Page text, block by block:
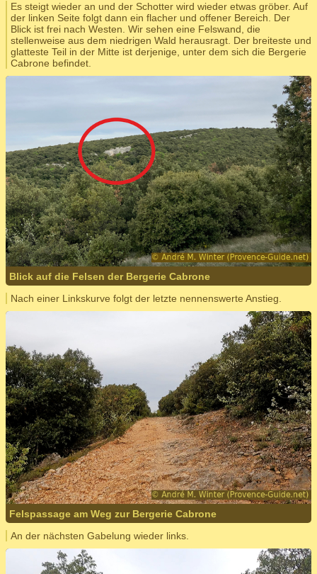
Es steigt wieder an und der Schotter wird wieder etwas gröber. Auf
der linken Seite folgt dann ein flacher und offener Bereich. Der
Blick ist frei nach Westen. Wir sehen eine Felswand, die
stellenweise aus dem niedrigen Wald herausragt. Der breiteste und
glatteste Teil in der Mitte ist derjenige, unter dem sich die Bergerie
Cabrone befindet.
Blick auf die Felsen der Bergerie Cabrone
Nach einer Linkskurve folgt der letzte nennenswerte Anstieg.
Felspassage am Weg zur Bergerie Cabrone
An der nächsten Gabelung wieder links.